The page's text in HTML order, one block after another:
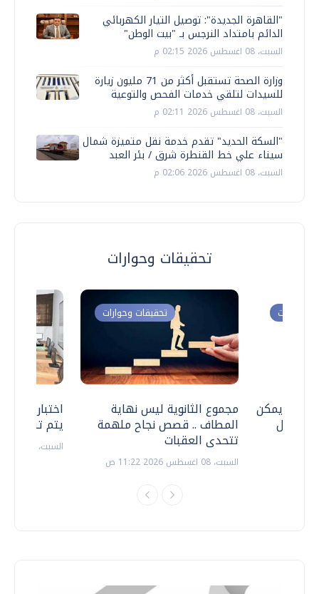
"القاهرة الجديدة": توصيل التيار الكهربائي
الدائم بامتداد النرجس بـ "بيت الوطن"
السبت، 08 اغسطس 2026 02:15 م
وزارة الصحة تستقبل أكثر من 71 مليون زيارة
للسيدات لتلقي خدمات الفحص والتوعية
السبت، 08 اغسطس 2026 02:11 م
"السكة الحديد" تقدم خدمة نقل متميزة شمال
سيناء علي خط القنطرة شرق / بئر العبد
السبت، 08 اغسطس 2026 02:06 م
تحقيقات وحوارات
اختبارات
يتم
السبت، 18 يوليو 2026 09:22 ص
تحقيقات وحوارات
مجموع الثانوية ليس نهاية
المطاف .. قصص نجاح ملهمة
تتحدى العقبات
السبت، 08 اغسطس 2026 11:22 ص
وحوارات
.. هل يمكن
نتعامل